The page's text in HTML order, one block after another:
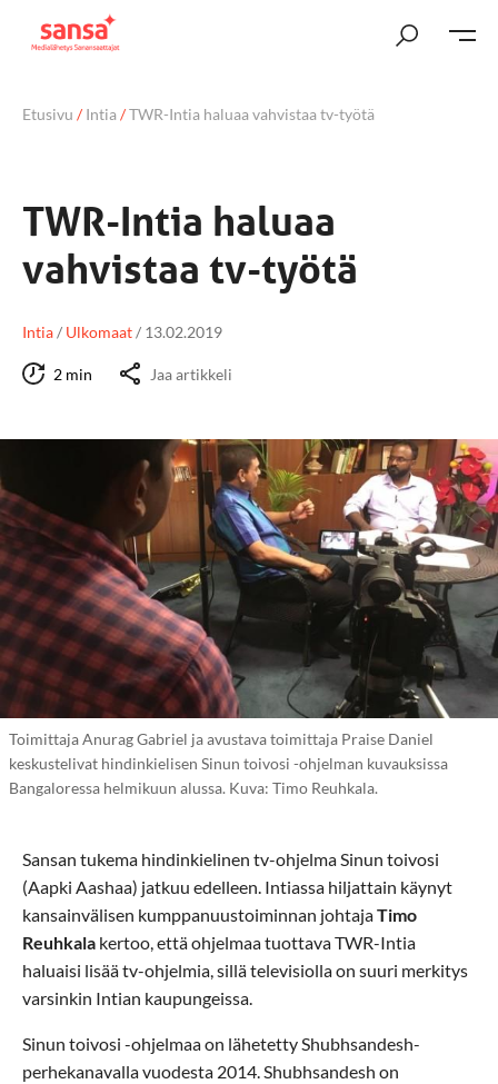
Etusivu /Intia/TWR-Intia haluaa vahvistaa tv-työtä
TWR-Intia haluaa
vahvistaa tv-työtä
Intia/ Ulkomaat/ 13.02.2019
2 min Jaa artikkeli
Toimittaja Anurag Gabriel ja avustava toimittaja Praise Daniel
keskustelivat hindinkielisen Sinun toivosi -ohjelman kuvauksissa
Bangaloressa helmikuun alussa. Kuva: Timo Reuhkala.
Sansan tukema hindinkielinen tv-ohjelma Sinun toivosi
(Aapki Aashaa) jatkuu edelleen. Intiassa hiljattain käynyt
kansainvälisen kumppanuustoiminnan johtajaTimo
Reuhkala kertoo, että ohjelmaa tuottava TWR-Intia
haluaisi lisää tv-ohjelmia, sillä televisiolla on suuri merkitys
varsinkin Intian kaupungeissa.
Sinun toivosi -ohjelmaa on lähetetty Shubhsandesh-
perhekanavalla vuodesta 2014. Shubhsandesh on